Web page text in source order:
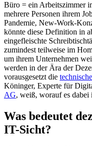
Büro = ein Arbeitszimmer
mehrere Personen ihrem
Pandemie, New-Work-
könnte diese Definition in
eingefleischte
zumindest teilweise im
um ihrem Unternehmen
werden in der Ära der
vorausgesetzt die
Köninger, Experte für
AG, weiß, worauf es dabei
Was bedeutet
IT-Sicht?